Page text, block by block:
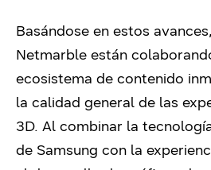
Basándose en estos
Netmarble están
ecosistema de contenido
la calidad general de las
3D. Al combinar la
de Samsung con la